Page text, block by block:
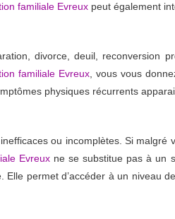
familiale Evreuxpeut également
divorce, deuil, reconversion
familiale Evreux, vous vous
physiques récurrents
ou incomplètes. Si malgré
Evreuxne se substitue pas à un
permet d’accéder à un niveau